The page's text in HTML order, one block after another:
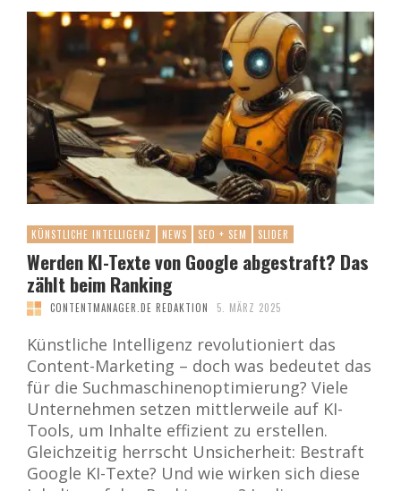
KÜNSTLICHE INTELLIGENZ NEWS SEO + SEM SLIDER
Werden KI-Texte von Google abgestraft? Das
zählt beim Ranking
CONTENTMANAGER.DE REDAKTION 5. MÄRZ 2025
Künstliche Intelligenz revolutioniert das
Content-Marketing – doch was bedeutet das
für die Suchmaschinenoptimierung? Viele
Unternehmen setzen mittlerweile auf KI-
Tools, um Inhalte effizient zu erstellen.
Gleichzeitig herrscht Unsicherheit: Bestraft
Google KI-Texte? Und wie wirken sich diese